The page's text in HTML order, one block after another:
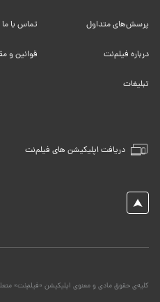
دریافت اپلیکیشن های فیلم‌نت
پرسش‌های متداول تماس با ما
درباره فیلم‌نت قوانین و
تبلیغات
کلیه‌ی حقوق مادی و معنوی اپلیکیشن «فیلم‌نت»